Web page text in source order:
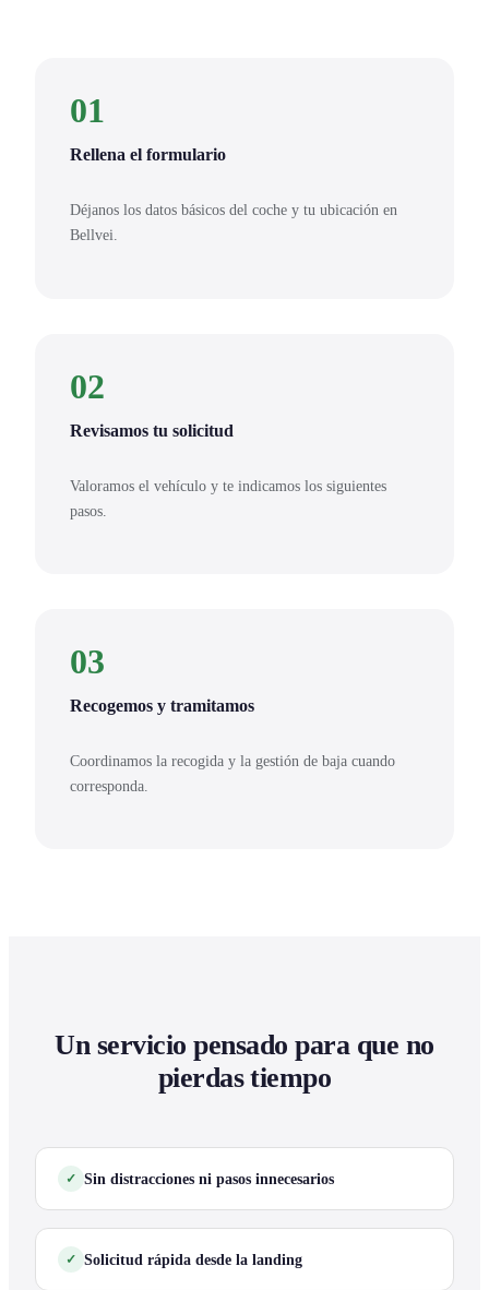
01
Rellena el formulario
Déjanos los datos básicos del coche y tu ubicación en
Bellvei.
02
Revisamos tu solicitud
Valoramos el vehículo y te indicamos los siguientes
pasos.
03
Recogemos y tramitamos
Coordinamos la recogida y la gestión de baja cuando
corresponda.
Un servicio pensado para que no
pierdas tiempo
Sin distracciones ni pasos innecesarios
Solicitud rápida desde la landing